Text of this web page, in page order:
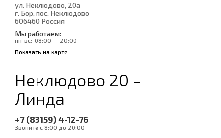
ул. Неклюдово, 20а
г. Бор, пос. Неклюдово
606460 Россия
Мы работаем:
пн-вс: 08:00 — 20:00
Показать на карте
Неклюдово 20 -
Линда
+7 (83159) 4-12-76
Звоните с 8:00 до 20:00